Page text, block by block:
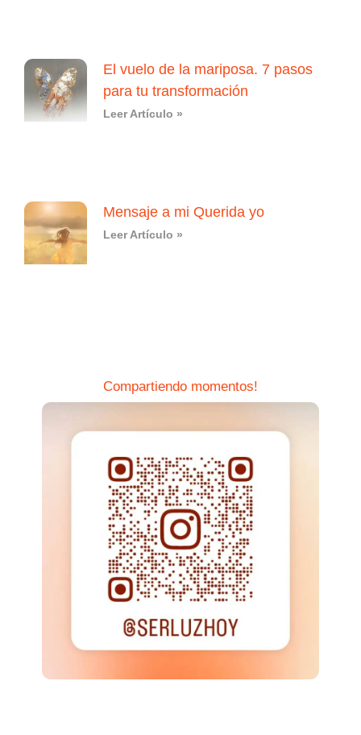
El vuelo de la mariposa. 7 pasos
para tu transformación
Leer Artículo »
Mensaje a mi Querida yo
Leer Artículo »
Compartiendo momentos!